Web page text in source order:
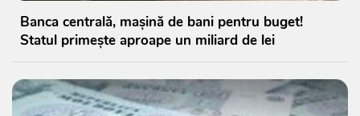
Banca centrală, mașină de bani pentru buget!
Statul primește aproape un miliard de lei